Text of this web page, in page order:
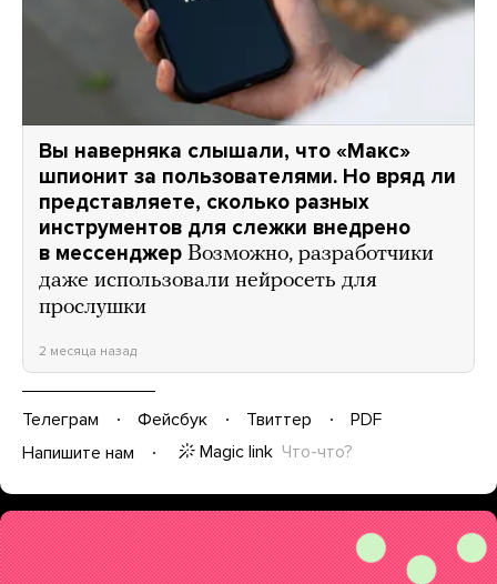
Вы наверняка слышали, что «Макс»
шпионит за пользователями. Но вряд ли
представляете, сколько разных
инструментов для слежки внедрено
в мессенджер Возможно, разработчики
даже использовали нейросеть для
прослушки
2 месяца назад
Телеграм Фейсбук Твиттер
PDF
Напишите нам
Magic link Что-что?